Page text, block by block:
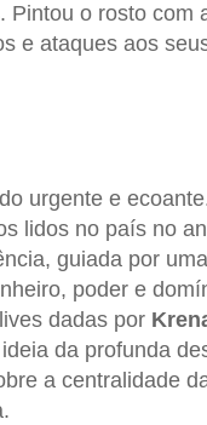
o rosto com
e ataques aos
urgente e
lidos no país no
guiada por
poder e
dadas por
da profunda
a centralidade